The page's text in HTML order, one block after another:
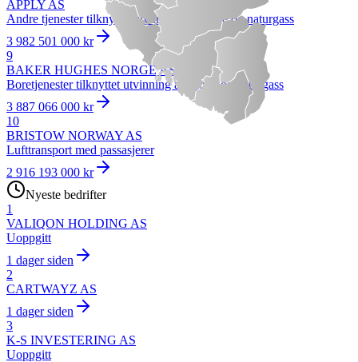
APPLY AS
Andre tjenester tilknyttet utvinning av råolje og naturgass
3 982 501 000 kr
9
BAKER HUGHES NORGE AS
Boretjenester tilknyttet utvinning av råolje og naturgass
3 887 066 000 kr
10
BRISTOW NORWAY AS
Lufttransport med passasjerer
2 916 193 000 kr
Nyeste bedrifter
1
VALIQON HOLDING AS
Uoppgitt
1 dager siden
2
CARTWAYZ AS
1 dager siden
3
K-S INVESTERING AS
Uoppgitt